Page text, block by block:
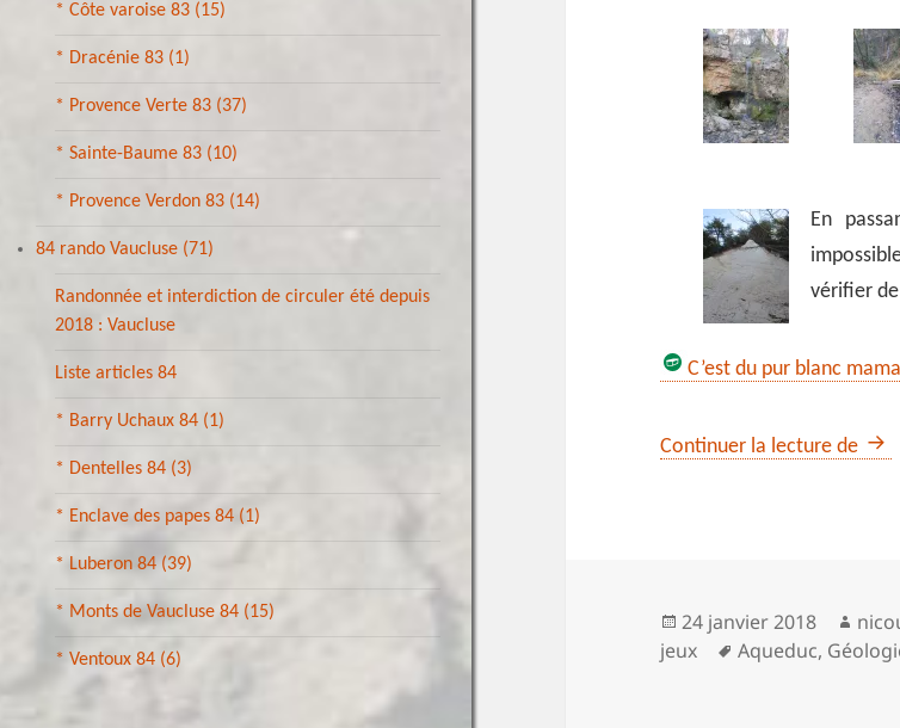
* Côte varoise 83 (15)
* Dracénie 83 (1)
* Provence Verte 83 (37)
* Sainte-Baume 83 (10)
* Provence Verdon 83 (14)
84 rando Vaucluse (71)
Randonnée et interdiction de circuler été depuis
2018 : Vaucluse
Liste articles 84
* Barry Uchaux 84 (1)
* Dentelles 84 (3)
* Enclave des papes 84 (1)
* Luberon 84 (39)
* Monts de Vaucluse 84 (15)
* Ventoux 84 (6)
En
vérifier
C’est du pur blanc
Continuer la lecture de
Publié
le
24 janvier 2018
jeux
Mots-
clés
Aqueduc,